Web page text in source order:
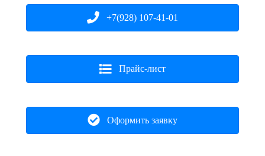
+7(928) 107-41-01
Прайс-лист
Оформить заявку